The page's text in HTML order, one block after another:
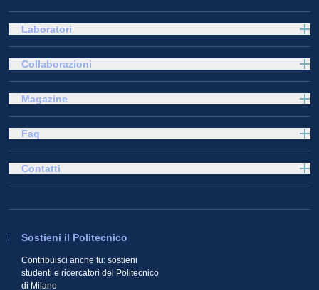
Laboratori
Collaborazioni
Magazine
Faq
Sostieni il Politecnico
Contribuisci anche tu: sostieni
studenti e ricercatori del Politecnico
di Milano
Contatti